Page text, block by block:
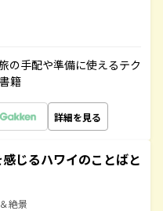
の手配や準備に使えるテク
籍
詳細を見る
じるハワイのことばと
絶景